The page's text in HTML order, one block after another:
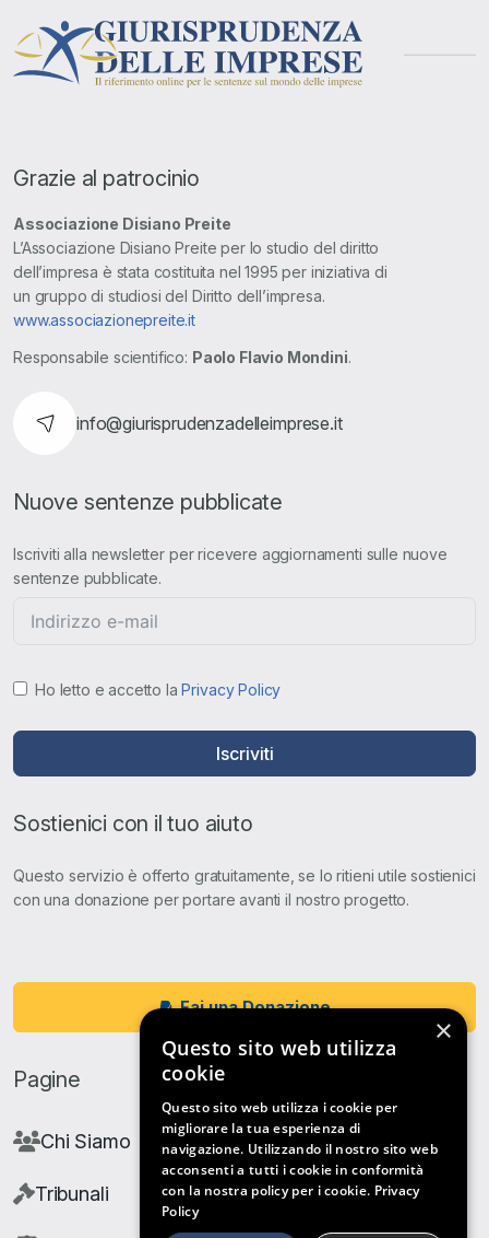
Grazie al patrocinio
Associazione Disiano Preite
L’Associazione Disiano Preite per lo studio del diritto
dell’impresa è stata costituita nel 1995 per iniziativa di
un gruppo di studiosi del Diritto dell’impresa.
www.associazionepreite.it
Responsabile scientifico: Paolo Flavio Mondini.
info@giurisprudenzadelleimprese.it
Nuove sentenze pubblicate
Iscriviti alla newsletter per ricevere aggiornamenti sulle nuove
sentenze pubblicate.
Ho letto e accetto laPrivacy Policy
Iscriviti
Sostienici con il tuo aiuto
Questo servizio è offerto gratuitamente, se lo ritieni utile sostienici
con una donazione per portare avanti il nostro progetto.
Fai una Donazione
Pagine
Chi Siamo
Tribunali
×
Questo sito web utilizza
cookie
Questo sito web utilizza i cookie per
migliorare la tua esperienza di
navigazione. Utilizzando il nostro sito web
acconsenti a tutti i cookie in conformità
con la nostra policy per i cookie. Privacy
Policy